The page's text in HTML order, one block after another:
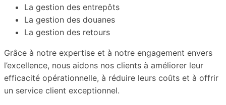
La gestion des entrepôts
La gestion des douanes
La gestion des retours
Grâce à notre expertise et à notre engagement envers
l’excellence, nous aidons nos clients à améliorer leur
efficacité opérationnelle, à réduire leurs coûts et à offrir
un service client exceptionnel.